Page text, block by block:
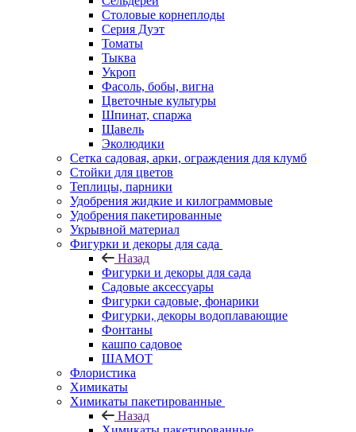
Столовые корнеплоды
Серия Дуэт
Томаты
Тыква
Укроп
Фасоль, бобы, вигна
Цветочные культуры
Шпинат, спаржа
Щавель
Эколюдики
Сетка садовая, арки, ограждения для клумб
Стойки для цветов
Теплицы, парники
Удобрения жидкие и килограммовые
Удобрения пакетированные
Укрывной материал
Фигурки и декоры для сада
Назад
Фигурки и декоры для сада
Садовые аксессуары
Фигурки садовые, фонарики
Фигурки, декоры водоплавающие
Фонтаны
кашпо садовое
ШАМОТ
Флористика
Химикаты
Химикаты пакетированные
Назад